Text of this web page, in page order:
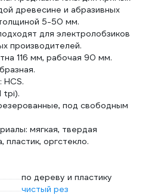
древесине и абразивных
5-50 мм.
для электролобзиков
производителей.
116 мм, рабочая 90 мм.
HCS.
tpi).
под свободным
мягкая, твердая
оргстекло.
по дереву и пластику
чистый рез